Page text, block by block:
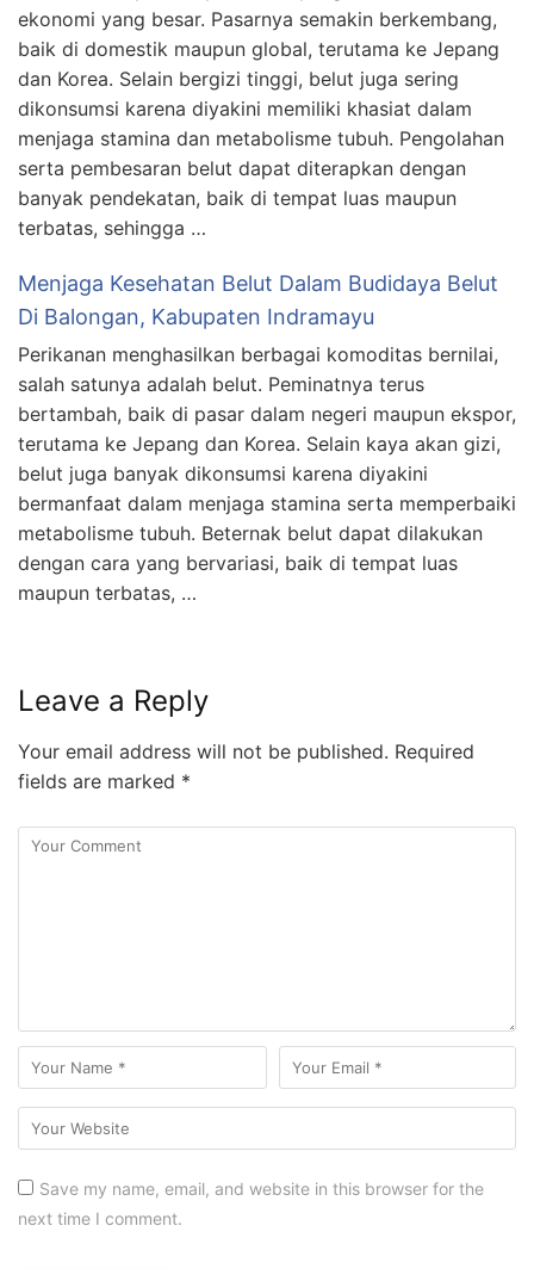
ekonomi yang besar. Pasarnya semakin berkembang,
baik di domestik maupun global, terutama ke Jepang
dan Korea. Selain bergizi tinggi, belut juga sering
dikonsumsi karena diyakini memiliki khasiat dalam
menjaga stamina dan metabolisme tubuh. Pengolahan
serta pembesaran belut dapat diterapkan dengan
banyak pendekatan, baik di tempat luas maupun
terbatas, sehingga …
Menjaga Kesehatan Belut Dalam Budidaya Belut
Di Balongan, Kabupaten Indramayu
Perikanan menghasilkan berbagai komoditas bernilai,
salah satunya adalah belut. Peminatnya terus
bertambah, baik di pasar dalam negeri maupun ekspor,
terutama ke Jepang dan Korea. Selain kaya akan gizi,
belut juga banyak dikonsumsi karena diyakini
bermanfaat dalam menjaga stamina serta memperbaiki
metabolisme tubuh. Beternak belut dapat dilakukan
dengan cara yang bervariasi, baik di tempat luas
maupun terbatas, …
Leave a Reply
Your email address will not be published. Required
fields are marked *
Save my name, email, and website in this browser for the
next time I comment.